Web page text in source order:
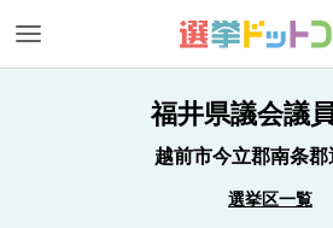
福井県議会議
越前市今立郡南条郡
選挙区一覧